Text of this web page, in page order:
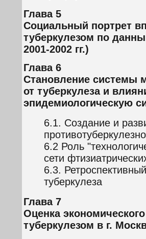
Глава 5
Социальный портрет
туберкулезом по
2001-2002 гг.)
Глава 6
Становление системы
от туберкулеза и
эпидемиологическую
6.1. Создание и
6.2 Роль
сети
6.3.
туберкулеза
Глава 7
Оценка
туберкулезом в г.